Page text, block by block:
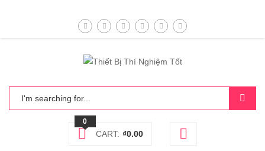
0
CART: ₫0.00